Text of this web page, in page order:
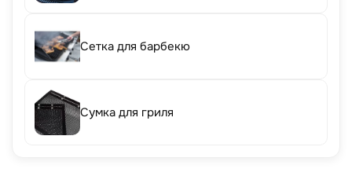
Сетка для барбекю
Сумка для гриля